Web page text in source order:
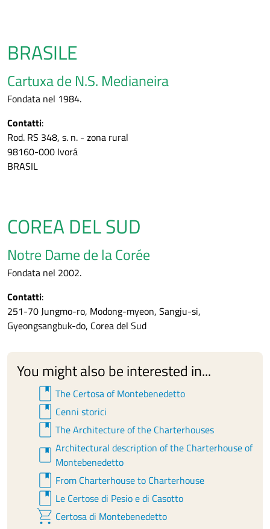
BRASILE
Cartuxa de N.S. Medianeira
Fondata nel 1984.
Contatti:
Rod. RS 348, s. n. - zona rural
98160-000 Ivorá
BRASIL
COREA DEL SUD
Notre Dame de la Corée
Fondata nel 2002.
Contatti:
251-70 Jungmo-ro, Modong-myeon, Sangju-si,
Gyeongsangbuk-do, Corea del Sud
You might also be interested in...
book The Certosa of Montebenedetto
book Cenni storici
book The Architecture of the Charterhouses
book Architectural description of the Charterhouse of
Montebenedetto
book From Charterhouse to Charterhouse
book Le Certose di Pesio e di Casotto
shopping_cart Certosa di Montebenedetto